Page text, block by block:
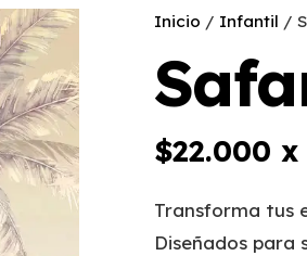
Inicio / Infantil /
$22.000 x
Transforma tus
Diseñados para